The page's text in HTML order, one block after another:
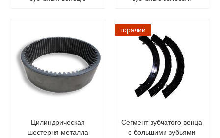
зубчатого колеса
Цилиндрическая
шестерня металла
горячий
Сегмент зубчатого венца
с большими зубьями